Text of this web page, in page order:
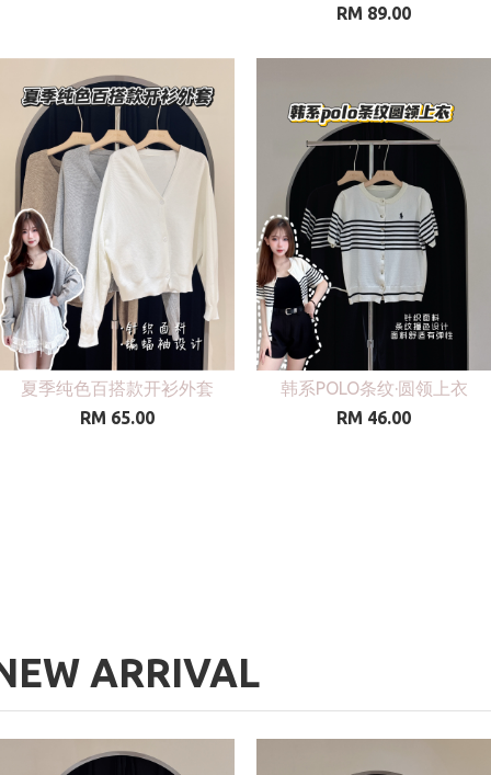
RM 89.00
夏季纯色百搭款开衫外套
RM 65.00
韩系POLO条纹·圆领上衣
RM 46.00
ARRIVAL